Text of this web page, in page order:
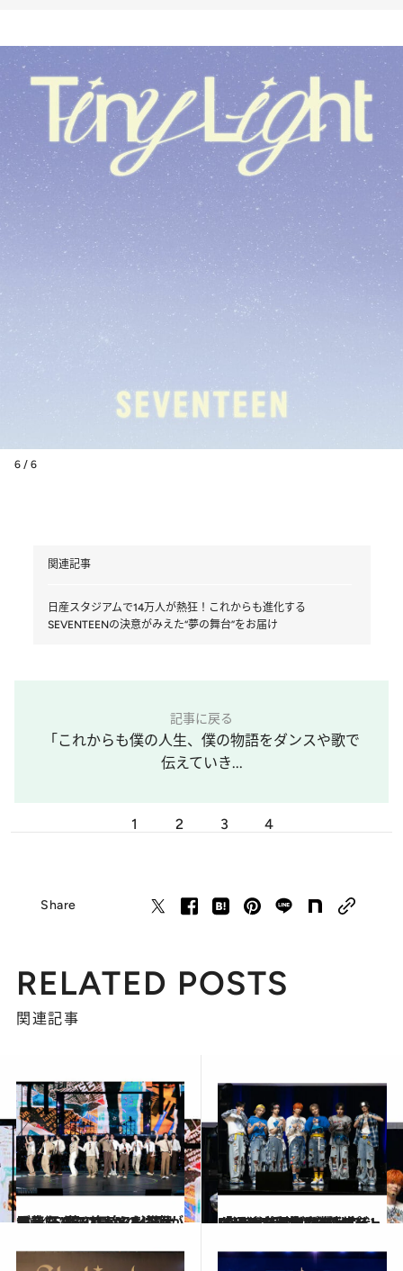
6 / 6
関連記事
日産スタジアムで14万人が熱狂！これからも進化する
SEVENTEENの決意がみえた“夢の舞台”をお届け
記事に戻る
「これからも僕の人生、僕の物語をダンスや歌で
伝えていき...
1 2 3 4
Share
RELATED POSTS
関連記事
2024.5.28
日産スタジアムで14万人が熱狂！これからも進化するSEVENTEENの決意がみえた“夢の舞台”をお届け
カルチャー 2025.6.12
「沼ったら抜け出せないグループに」BTS、SEVENTEENらを擁するHYBEが手掛ける新世代J-POPボーイズグループ「aoen」がついにデビュー【独占写真多数】
カルチャー